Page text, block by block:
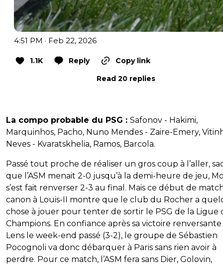
4:51 PM · Feb 22, 2026
1.1K Reply
Copy link
Read 20 replies
La compo probable du PSG : Safonov - Hakimi,
Marquinhos, Pacho, Nuno Mendes - Zaire-Emery,
Neves - Kvaratskhelia, Ramos, Barcola.
Passé tout proche de réaliser un gros coup à l’aller,
que l’ASM menait 2-0 jusqu’à la demi-heure de jeu,
s’est fait renverser 2-3 au final. Mais ce début de
canon à Louis-II montre que le club du Rocher a
chose à jouer pour tenter de sortir le PSG de la Ligue
Champions. En confiance après sa victoire renversante
Lens le week-end passé (3-2), le groupe de Sébastien
Pocognoli va donc débarquer à Paris sans rien avoir à
perdre. Pour ce match, l’ASM fera sans Dier, Golovin,